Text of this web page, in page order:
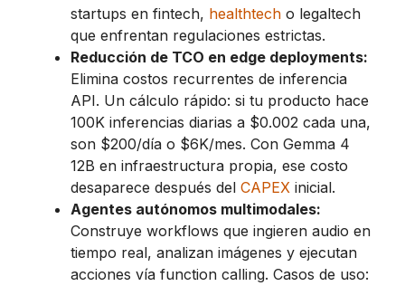
startups en fintech, healthtech o legaltech
que enfrentan regulaciones estrictas.
Reducción de TCO en edge deployments:
Elimina costos recurrentes de inferencia
API. Un cálculo rápido: si tu producto hace
100K inferencias diarias a $0.002 cada una,
son $200/día o $6K/mes. Con Gemma 4
12B en infraestructura propia, ese costo
desaparece después del CAPEX inicial.
Agentes autónomos multimodales:
Construye workflows que ingieren audio en
tiempo real, analizan imágenes y ejecutan
acciones vía function calling. Casos de uso: